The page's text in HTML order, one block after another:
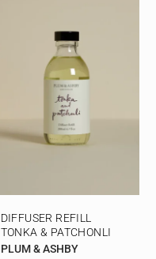
DIFFUSER REFILL
TONKA & PATCHONLI
PLUM & ASHBY